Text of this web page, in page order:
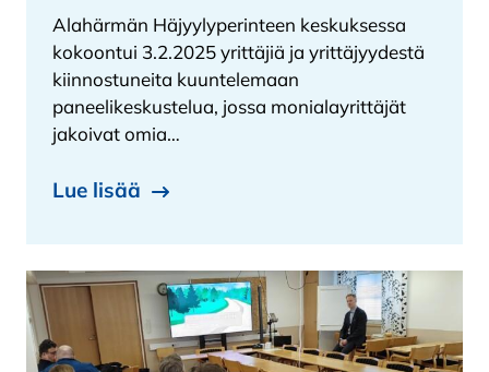
Alahärmän Häjyylyperinteen keskuksessa
kokoontui 3.2.2025 yrittäjiä ja yrittäjyydestä
kiinnostuneita kuuntelemaan
paneelikeskustelua, jossa monialayrittäjät
jakoivat omia…
Lue lisää